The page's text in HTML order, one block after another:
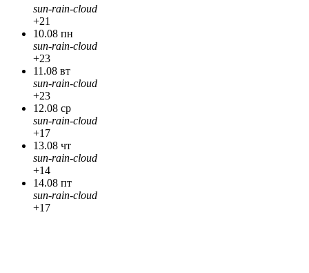
sun-rain-cloud
+21
10.08 пн
sun-rain-cloud
+23
11.08 вт
sun-rain-cloud
+23
12.08 ср
sun-rain-cloud
+17
13.08 чт
sun-rain-cloud
+14
14.08 пт
sun-rain-cloud
+17